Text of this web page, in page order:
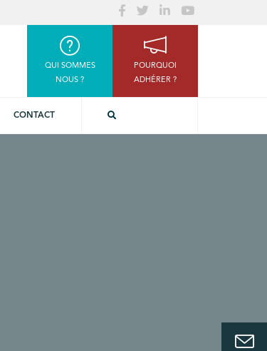
QUI SOMMES
NOUS ?
POURQUOI
ADHÉRER ?
CONTACT